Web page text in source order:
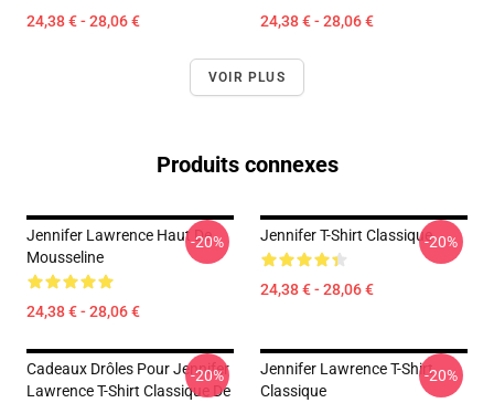
24,38 € - 28,06 € 24,38 € - 28,06 €
VOIR PLUS
Produits connexes
Jennifer Lawrence Haut De
Mousseline
24,38 € - 28,06 €
-20% Jennifer T-Shirt Classique
24,38 € - 28,06 €
-20%
Cadeaux Drôles Pour Jennifer
Lawrence T-Shirt Classique De
-20%
Jennifer Lawrence T-Shirt
Classique
-20%